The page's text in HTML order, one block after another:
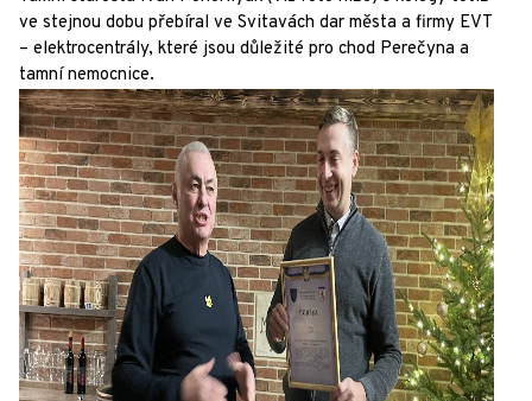
ve stejnou dobu přebíral ve Svitavách dar města a firmy EVT
– elektrocentrály, které jsou důležité pro chod Perečyna a
tamní nemocnice.